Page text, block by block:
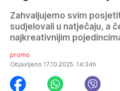
Zahvaljujemo svim
sudjelovali u natječaju, a
najkreativnijim
promo
Objavljeno 17.10.2025. 14:34h